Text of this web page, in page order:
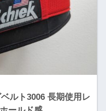
ルト3006 長期使用レ